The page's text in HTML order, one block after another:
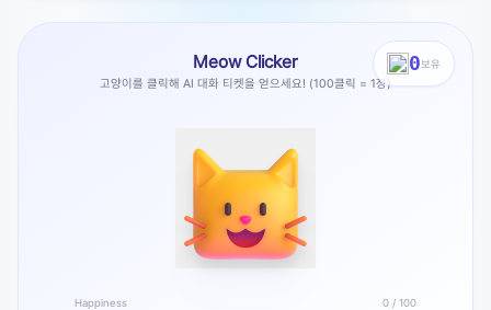
0보유
Meow Clicker
고양이를 클릭해 AI 대화 티켓을 얻으세요! (100클릭 = 1장)
Happiness 0 / 100